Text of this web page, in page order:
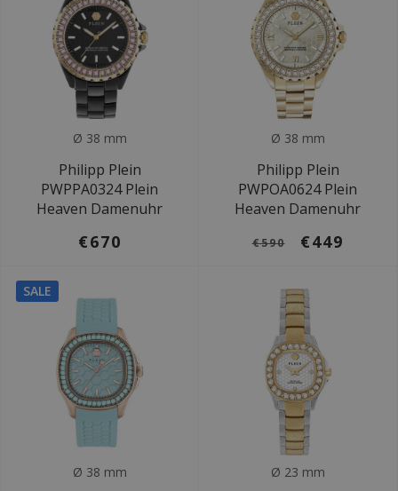
Ø 38 mm
Philipp Plein
PWPPA0324 Plein
Heaven Damenuhr
€670
Ø 38 mm
Philipp Plein
PWPOA0624 Plein
Heaven Damenuhr
€590 €449
SALE
Ø 38 mm Ø 23 mm